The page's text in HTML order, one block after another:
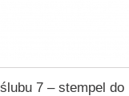
7 – stempel do